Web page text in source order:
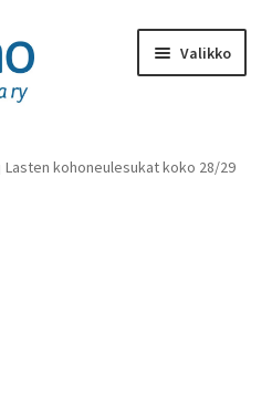
Valikko
Lasten kohoneulesukat koko 28/29